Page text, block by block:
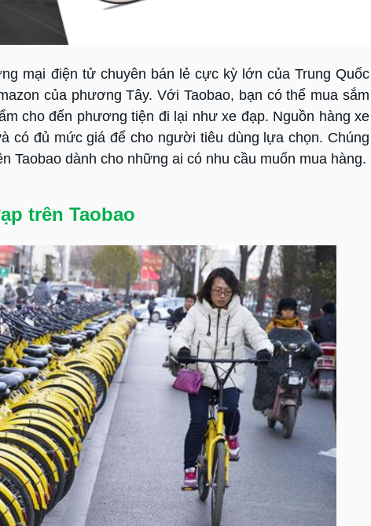
mại điện tử chuyên bán lẻ cực kỳ lớn của Trung Quốc
của phương Tây. Với Taobao, bạn có thể mua sắm
cho đến phương tiện đi lại như xe đạp. Nguồn hàng xe
có đủ mức giá để cho người tiêu dùng lựa chọn. Chúng
Taobao dành cho những ai có nhu cầu muốn mua hàng.
trên Taobao